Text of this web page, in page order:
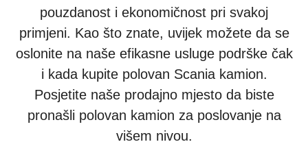
pouzdanost i ekonomičnost pri svakoj
primjeni. Kao što znate, uvijek možete da se
oslonite na naše efikasne usluge podrške čak
i kada kupite polovan Scania kamion.
Posjetite naše prodajno mjesto da biste
pronašli polovan kamion za poslovanje na
višem nivou.